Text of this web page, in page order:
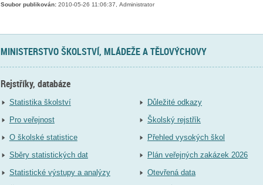
Soubor publikován:2010-05-26 11:06:37, Administrator
MINISTERSTVO ŠKOLSTVÍ, MLÁDEŽE A TĚLOVÝCHOVY
Rejstříky, databáze
Statistika školství
Pro veřejnost
O školské statistice
Sběry statistických dat
Statistické výstupy a analýzy
Důležité odkazy
Školský rejstřík
Přehled vysokých škol
Plán veřejných zakázek 2026
Otevřená data